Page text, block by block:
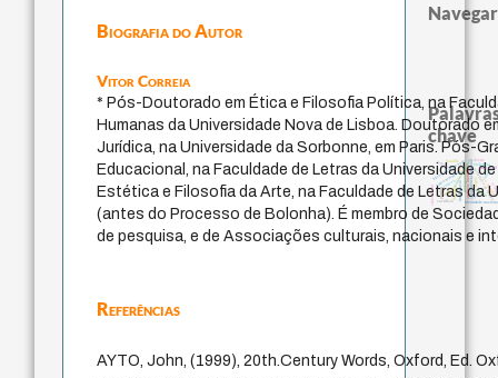
Biografia do Autor
Vitor Correia
* Pós-Doutorado em Ética e Filosofia Política, na
Humanas da Universidade Nova de Lisboa. Doutorado
Jurídica, na Universidade da Sorbonne, em Paris. Pós-
Educacional, na Faculdade de Letras da Universidade
Estética e Filosofia da Arte, na Faculdade de Letras da
(antes do Processo de Bolonha). É membro de
de pesquisa, e de Associações culturais, nacionais e
Referências
AYTO, John, (1999), 20th.Century Words, Oxford, Ed.
Navegar
chave
fundamentalismo
jacobi
protágorasexperiência temporalmetafísica do tempo
género
idade
intolerância
history of philosophy
identidade
homem-medida j.c.m. neto
palavra
perdón leyes
violencia
guayaquil
logos
lei arquivos mentais
desejo
sacrifício
bataille
therapy
animais
viktor frankl